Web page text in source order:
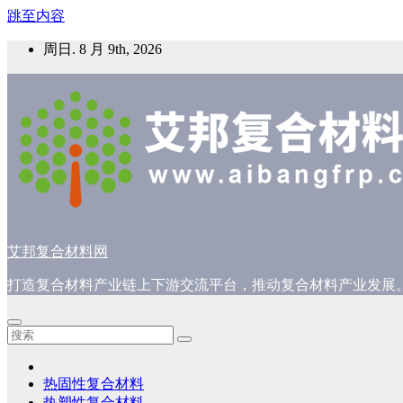
跳至内容
周日. 8 月 9th, 2026
艾邦复合材料网
打造复合材料产业链上下游交流平台，推动复合材料产业发展
热固性复合材料